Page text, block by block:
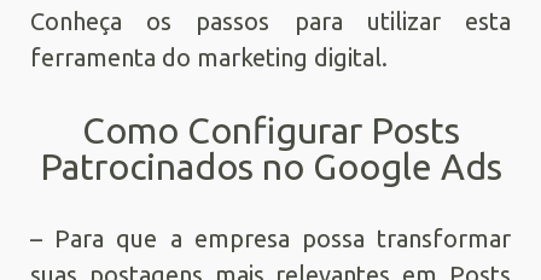
Conheça os passos para utilizar esta
ferramenta do marketing digital.
Como Configurar Posts
Patrocinados no Google Ads
– Para que a empresa possa transformar